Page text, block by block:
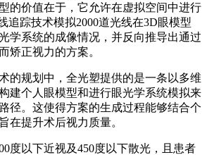
的价值在于，它允许在虚拟空间中进行
追踪技术模拟2000道光线在3D眼模型
学系统的成像情况，并反向推导出通过
矫正视力的方案。
的规划中，全光塑提供的是一条以多维
建个人眼模型和进行眼光学系统模拟来
径。这使得方案的生成过程能够结合个
在提升术后视力质量。
度以下近视及450度以下散光，且患者